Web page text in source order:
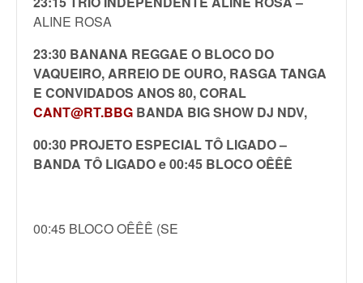
ALINE ROSA
23:30 BANANA REGGAE O BLOCO DO
VAQUEIRO,ARREIO DE OURO, RASGA TANGA
E CONVIDADOS ANOS 80,CORAL
CANT@RT.BBG BANDA BIG SHOW DJ NDV,
00:30 PROJETO ESPECIAL TÔ LIGADO –
BANDA TÔ LIGADO e 00:45 BLOCO OÊÊÊ
00:45 BLOCO OÊÊÊ (SE